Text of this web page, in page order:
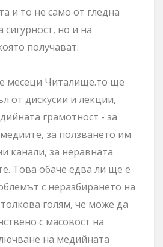
и то не само от гледна
сигурност, но и на
получават.
месеци Читалище.то ще
от дискусии и лекции,
грамотност - за
за ползването им
канали, за неравната
Това обаче едва ли ще е
с неразбирането на
голям, че може да
с масовост на
на медийната